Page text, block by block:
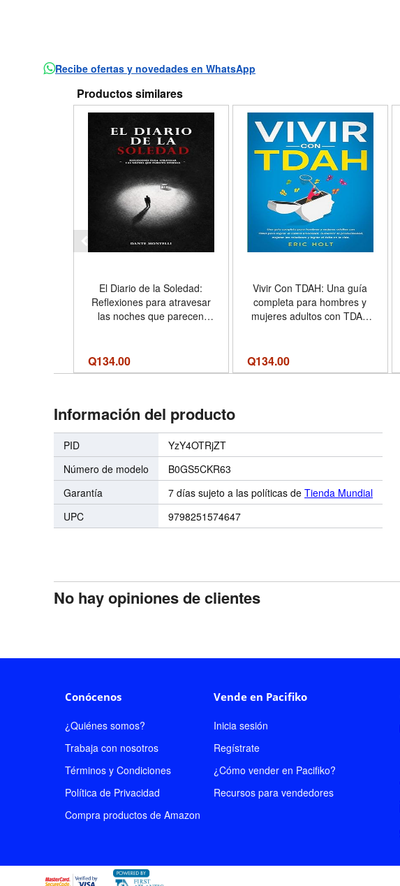
Recibe ofertas y novedades en WhatsApp
Productos similares
El Diario de la Soledad:
Reflexiones para atravesar
las noches que parecen
Q134.00
Vivir Con TDAH: Una guía
completa para hombres y
mujeres adultos con TDAH
productividad, mejorar las ...
y el Control Emocional)
Q134.00
Información del producto
PID
YzY4OTRjZT
Número de modelo
B0GS5CKR63
Garantía
7 días sujeto a las políticas deTienda Mundial
UPC
9798251574647
No hay opiniones de clientes
Conócenos
¿Quiénes somos?
Trabaja con nosotros
Términos y Condiciones
Política de Privacidad
Compra productos de Amazon
Vende en Pacifiko
Inicia sesión
Regístrate
¿Cómo vender en Pacifiko?
Recursos para vendedores